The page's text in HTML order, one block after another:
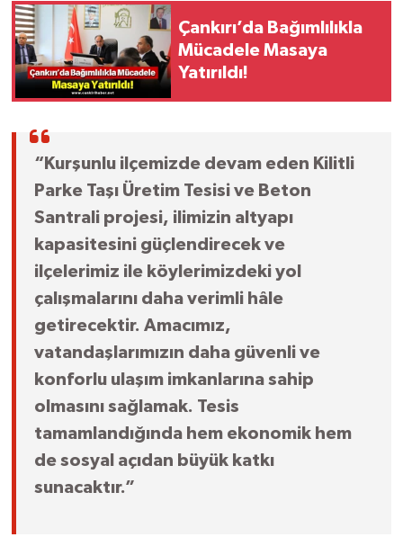
Çankırı’da Bağımlılıkla
Mücadele Masaya
Yatırıldı!
“Kurşunlu ilçemizde devam eden Kilitli
Parke Taşı Üretim Tesisi ve Beton
Santrali projesi, ilimizin altyapı
kapasitesini güçlendirecek ve
ilçelerimiz ile köylerimizdeki yol
çalışmalarını daha verimli hâle
getirecektir. Amacımız,
vatandaşlarımızın daha güvenli ve
konforlu ulaşım imkanlarına sahip
olmasını sağlamak. Tesis
tamamlandığında hem ekonomik hem
de sosyal açıdan büyük katkı
sunacaktır.”